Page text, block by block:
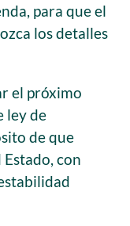
para que el
los detalles
el próximo
ley de
de que
con